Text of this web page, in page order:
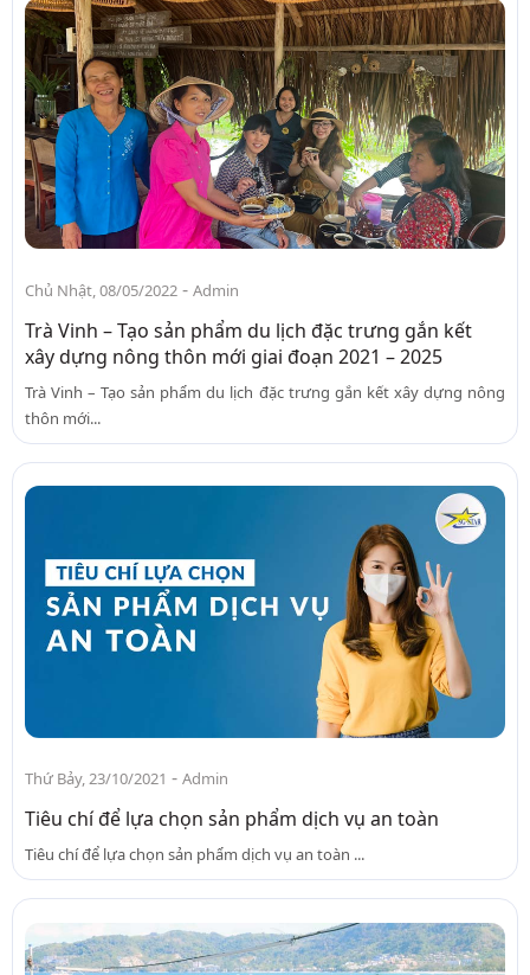
Chủ Nhật, 08/05/2022 - Admin
Trà Vinh – Tạo sản phẩm du lịch đặc trưng gắn kết
xây dựng nông thôn mới giai đoạn 2021 – 2025
Trà Vinh – Tạo sản phẩm du lịch đặc trưng gắn kết xây dựng nông
thôn mới...
Thứ Bảy, 23/10/2021 - Admin
Tiêu chí để lựa chọn sản phẩm dịch vụ an toàn
Tiêu chí để lựa chọn sản phẩm dịch vụ an toàn ...